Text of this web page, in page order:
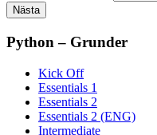
Nästa
Python – Grunder
Kick Off
Essentials 1
Essentials 2
Essentials 2 (ENG)
Intermediate